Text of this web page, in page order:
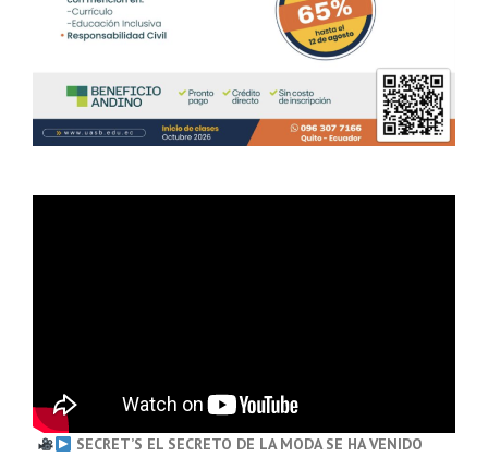
SECRET’S EL SECRETO DE LA MODA SE HA VENIDO